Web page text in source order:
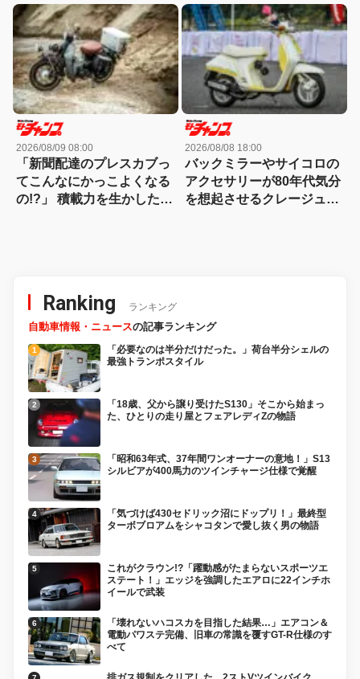
カスタム！
2026/08/09 08:00
「新聞配達のプレスカブっ
てこんなにかっこよくなる
の!?」 積載力を生かした英
2026/08/08 18:00
バックミラーやサイコロの
アクセサリーが80年代気分
を想起させるクレージュタ
Ranking ランキング
自動車情報・ニュースの記事ランキング
「必要なのは半分だけだった。」荷台半分シェルの
最強トランポスタイル
「18歳、父から譲り受けたS130」そこから始まっ
た、ひとりの走り屋とフェアレディZの物語
「昭和63年式、37年間ワンオーナーの意地！」S13
シルビアが400馬力のツインチャージ仕様で覚醒
「気づけば430セドリック沼にドップリ！」最終型
ターボブロアムをシャコタンで愛し抜く男の物語
これがクラウン!?「躍動感がたまらないスポーツエ
ステート！」エッジを強調したエアロに22インチホ
イールで武装
「壊れないハコスカを目指した結果…」エアコン＆
電動パワステ完備、旧車の常識を覆すGT-R仕様のす
べて